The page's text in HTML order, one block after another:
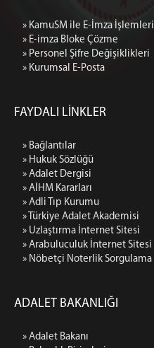
» KamuSM ile E-İmza İşlemleri
» E-imza Bloke Çözme
» Personel Şifre Değişiklikleri
» Kurumsal E-Posta
FAYDALI LİNKLER
» Bağlantılar
» Hukuk Sözlüğü
» Adalet Dergisi
» AİHM Kararları
» Adli Tıp Kurumu
» Türkiye Adalet Akademisi
» Uzlaştırma İnternet Sitesi
» Arabuluculuk İnternet Sitesi
» Nöbetçi Noterlik Sorgulama
ADALET BAKANLIĞI
» Adalet Bakanı